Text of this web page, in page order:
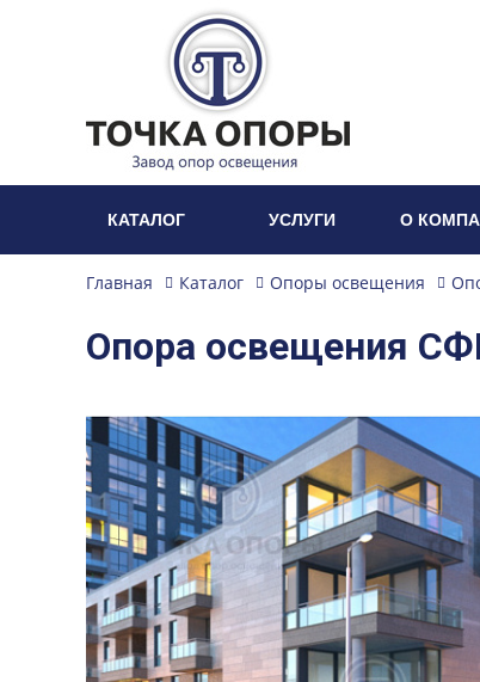
КАТАЛОГ УСЛУГИ О
Главная Каталог Опоры освещения
Опора освещения